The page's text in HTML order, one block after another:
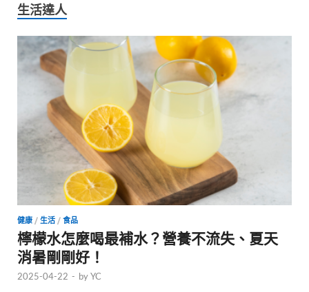
生活達人
健康 / 生活 / 食品
檸檬水怎麼喝最補水？營養不流失、夏天
消暑剛剛好！
2025-04-22 - byYC